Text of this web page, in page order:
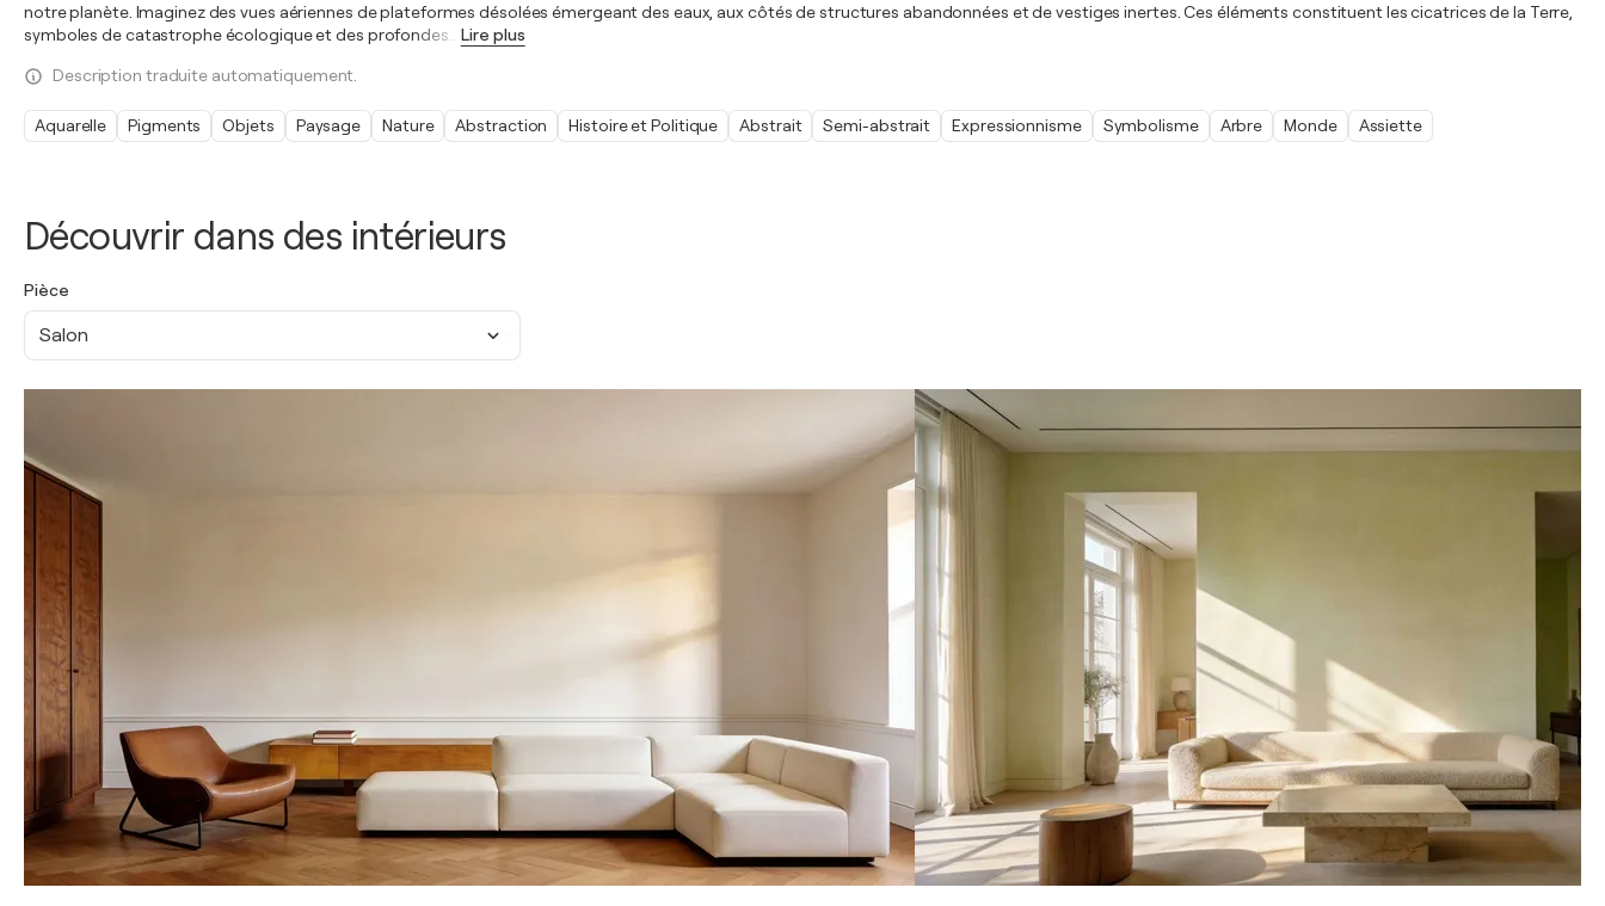
Découvrir dans des intérieurs
Pièce
Salon
notre planète. Imaginez des vues aériennes de plateformes désolées émergeant des eaux, aux côtés de structures abandonnées et de vestiges inertes. Ces éléments constituent les cicatrices de la Terre,
symboles de catastrophe écologique et des profondes
Lire plus
Description traduite automatiquement.
Aquarelle Pigments Objets Paysage Nature Abstraction Histoire et Politique Abstrait Semi-abstrait Expressionnisme Symbolisme Arbre Monde Assiette